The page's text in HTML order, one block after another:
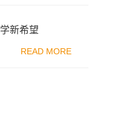
新希望
READ MORE